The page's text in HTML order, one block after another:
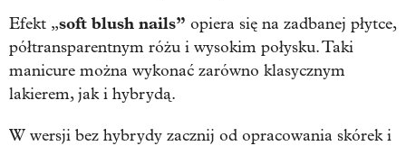
Efekt „soft blush nails” opiera się na zadbanej płytce,
półtransparentnym różu i wysokim połysku. Taki
manicure można wykonać zarówno klasycznym
lakierem, jak i hybrydą.
W wersji bez hybrydy zacznij od opracowania skórek i